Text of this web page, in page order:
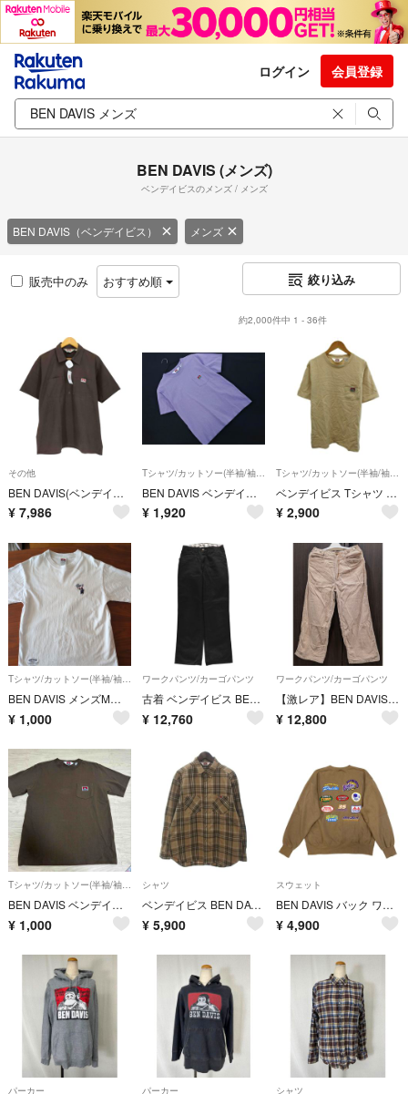
ログイン 会員登録
BEN DAVIS (メンズ)
ベンデイビスのメンズ / メンズ
BEN DAVIS（ベンデイビス） メンズ
販売中のみ おすすめ順 絞り込み
約2,000件中 1 - 36件
その他
BEN DAVIS(ベンデイビス) メンズ トップス カジュアルシャツ
¥ 7,986
Tシャツ/カットソー(半袖/袖なし)
BEN DAVIS ベンデイビス 胸ポケット Tシャツ sizeM/ラベンダー ■◆ メンズ
¥ 1,920
Tシャツ/カットソー(半袖/袖なし)
ベンデイビス Tシャツ M ベージュ ポケット付き 半袖 /RY ■ECB007
¥ 2,900
Tシャツ/カットソー(半袖/袖なし)
BEN DAVIS メンズMサイズ Ｔシャツ
¥ 1,000
ワークパンツ/カーゴパンツ
古着 ベンデイビス BEN DAVIS フリスコパンツ ワークパンツ メンズw32相当/eaa663040
¥ 12,760
ワークパンツ/カーゴパンツ
【激レア】BEN DAVIS 日本製 ゴリラカット ワイド コーデュロイパンツ
¥ 12,800
Tシャツ/カットソー(半袖/袖なし)
BEN DAVIS ベンデイビス ポケットTシャツ 半袖 ブラウン Mサイズ
¥ 1,000
シャツ
ベンデイビス BEN DAVIS シャツ 長袖 チェック ベージュ系 L
¥ 5,900
スウェット
BEN DAVIS バック ワッペン クルーネック スウェット トレーナー L
¥ 4,900
パーカー パーカー シャツ